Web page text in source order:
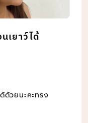
เยาว์ได้
ด้วยนะคะทรง